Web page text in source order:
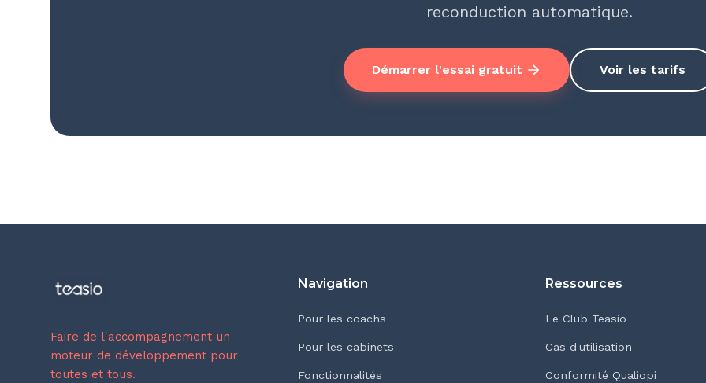
reconduction automatique.
Démarrer l'essai gratuit Voir les tarifs
Faire de l'accompagnement un
moteur de développement pour
toutes et tous.
Navigation
Pour les coachs
Pour les cabinets
Fonctionnalités
Ressources
Le Club Teasio
Cas d'utilisation
Conformité Qualiopi